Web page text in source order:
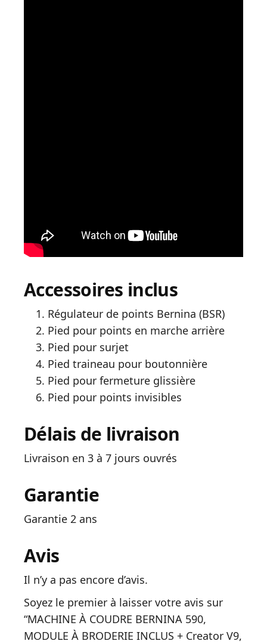
Accessoires inclus
Régulateur de points Bernina (BSR)
Pied pour points en marche arrière
Pied pour surjet
Pied traineau pour boutonnière
Pied pour fermeture glissière
Pied pour points invisibles
Délais de livraison
Livraison en 3 à 7 jours ouvrés
Garantie
Garantie 2 ans
Avis
Il n’y a pas encore d’avis.
Soyez le premier à laisser votre avis sur
“MACHINE À COUDRE BERNINA 590,
MODULE À BRODERIE INCLUS + Creator V9,